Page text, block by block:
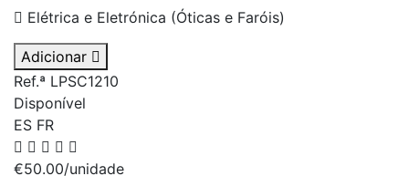
Elétrica e Eletrónica (Óticas e Faróis)
Adicionar
Ref.ª LPSC1210
Disponível
ES FR
€50.00/unidade